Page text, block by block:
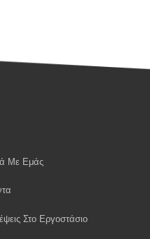
Με Εμάς
Στο Εργοστάσιο